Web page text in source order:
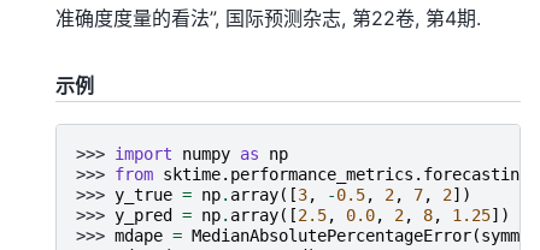
准确度度量的看法”, 国际预测杂志, 第22卷, 第4期.
示例
>>> import numpy as
np
>>> from sktime.performance_metrics.forecasting
>>> y_true = np. array([3, -0.5, 2, 7, 2])
>>> y_pred = np. array([2.5, 0.0, 2, 8, 1.25])
>>> mdape = MedianAbsolutePercentageError(